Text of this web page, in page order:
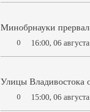
Минобрнауки
0 16:00, 06
Улицы Владивостока
0 15:00, 06